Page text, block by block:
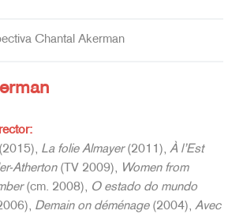
Chantal Akerman
La folie Almayer(2011), À l’Est
Atherton(TV 2009), Women from
(cm. 2008), O estado do mundo
Demain on déménage(2004), Avec